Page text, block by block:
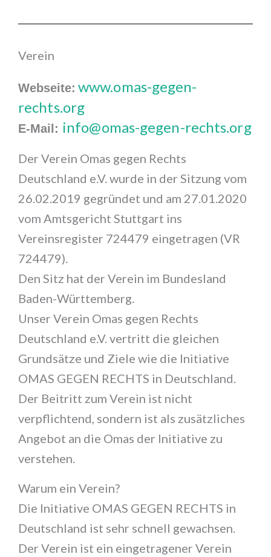
Verein
Webseite: www.omas-gegen-
rechts.org
E-Mail: info@omas-gegen-rechts.org
Der Verein Omas gegen Rechts
Deutschland e.V. wurde in der Sitzung vom
26.02.2019 gegründet und am 27.01.2020
vom Amtsgericht Stuttgart ins
Vereinsregister 724479 eingetragen (VR
724479).
Den Sitz hat der Verein im Bundesland
Baden-Württemberg.
Unser Verein Omas gegen Rechts
Deutschland e.V. vertritt die gleichen
Grundsätze und Ziele wie die Initiative
OMAS GEGEN RECHTS in Deutschland.
Der Beitritt zum Verein ist nicht
verpflichtend, sondern ist als zusätzliches
Angebot an die Omas der Initiative zu
verstehen.
Warum ein Verein?
Die Initiative OMAS GEGEN RECHTS in
Deutschland ist sehr schnell gewachsen.
Der Verein ist ein eingetragener Verein